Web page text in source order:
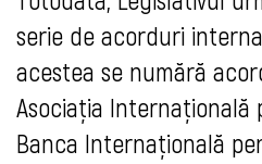
serie de acorduri
acestea se numără
Asociația Internațională
Banca Internațională